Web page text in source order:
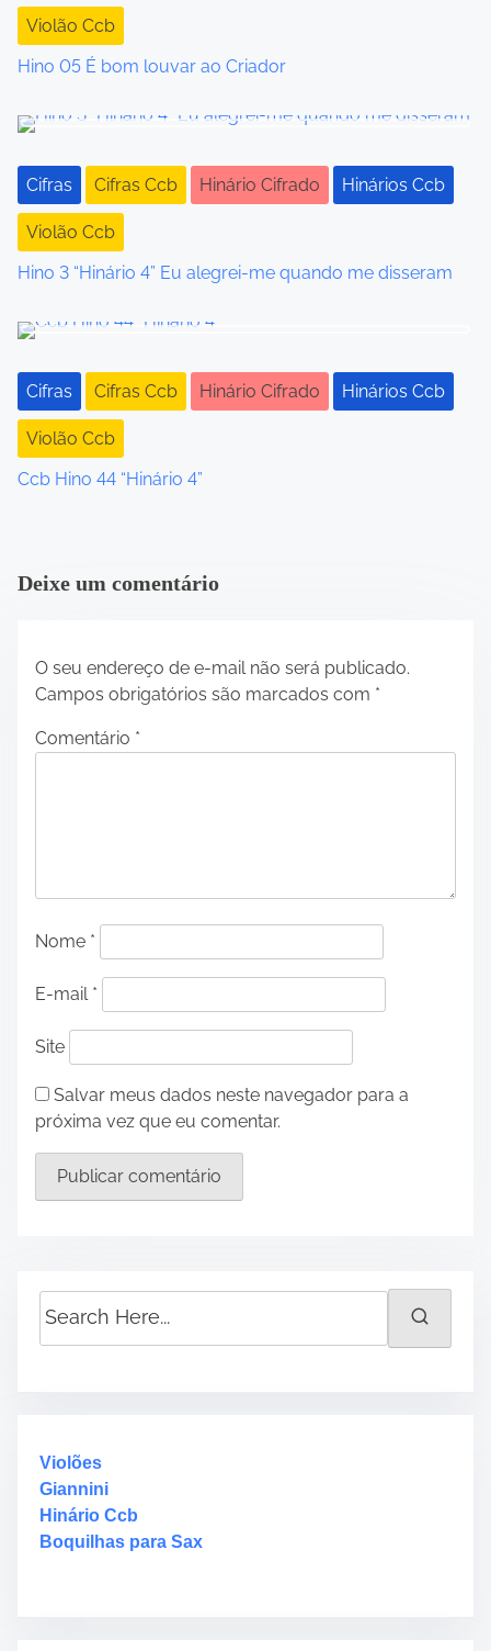
n
a
v
i
g
a
i
o
n
Violão Ccb
Hino 05 É bom louvar ao Criador
Cifras Cifras Ccb Hinário Cifrado Hinários Ccb
Violão Ccb
Hino 3 “Hinário 4” Eu alegrei-me quando me disseram
Cifras Cifras Ccb Hinário Cifrado Hinários Ccb
Violão Ccb
Ccb Hino 44 “Hinário 4”
Deixe um comentário
O seu endereço de e-mail não será publicado.
Campos obrigatórios são marcados com *
Comentário *
Nome *
E-mail *
Site
Salvar meus dados neste navegador para a
próxima vez que eu comentar.
e
H
e
r
e
Violões
Giannini
Hinário Ccb
Boquilhas para Sax